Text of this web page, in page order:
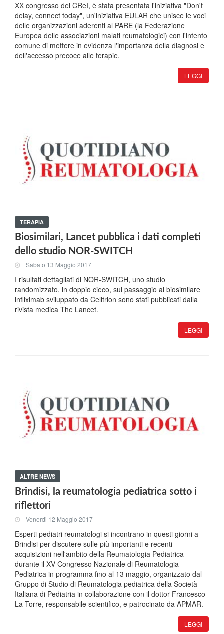
XX congresso del CReI, è stata presentata l'iniziativa "Don't
delay, connect today", un'iniziativa EULAR che unisce le voci
delle organizzazioni aderenti al PARE (la Federazione
Europea delle associazioni malati reumatologici) con l'intento
comune di mettere in evidenza l'importanza della diagnosi e
dell'accesso precoce alle terapie.
LEGGI
TERAPIA
Biosimilari, Lancet pubblica i dati completi
dello studio NOR-SWITCH
Sabato 13 Maggio 2017
I risultati dettagliati di NOR-SWITCH, uno studio
randomizzato, in doppio cieco, sul passaggio al biosimilare
infliximab sviluppato da Celltrion sono stati pubblicati dalla
rivista medica The Lancet.
LEGGI
ALTRE NEWS
Brindisi, la reumatologia pediatrica sotto i
riflettori
Venerdi 12 Maggio 2017
Esperti pediatri reumatologi si incontrano in questi giorni a
Brindisi per discutere sulle più importanti e recenti
acquisizioni nell'ambito della Reumatologia Pediatrica
durante il XV Congresso Nazionale di Reumatologia
Pediatrica in programma fino al 13 maggio, organizzato dal
Gruppo di Studio di Reumatologia pediatrica della Società
Italiana di Pediatria in collaborazione con il dottor Francesco
La Torre, responsabile scientifico, e patrocinato da APMAR.
LEGGI